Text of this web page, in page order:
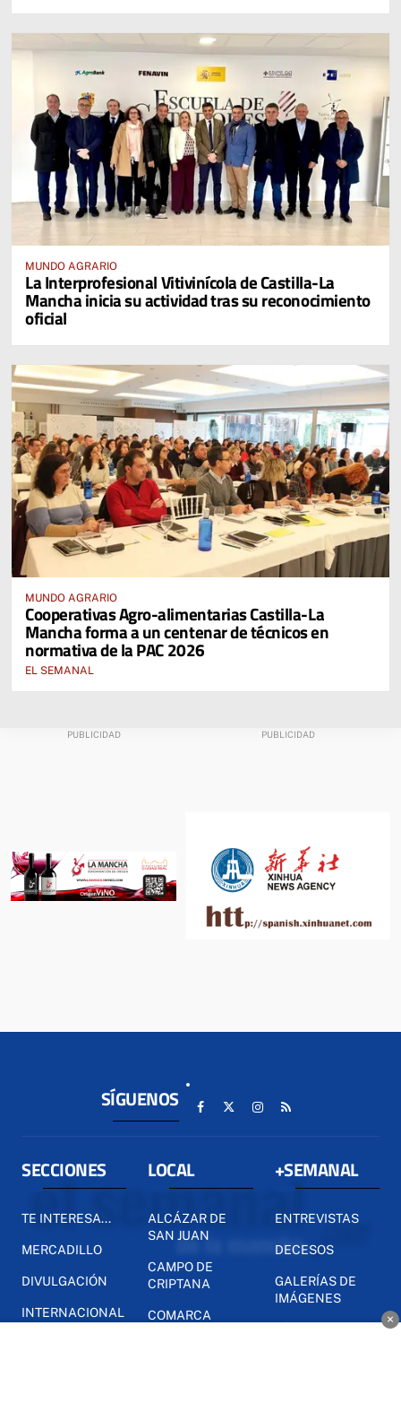
MUNDO AGRARIO
La Interprofesional Vitivinícola de Castilla-La
Mancha inicia su actividad tras su reconocimiento
oficial
MUNDO AGRARIO
Cooperativas Agro-alimentarias Castilla-La
Mancha forma a un centenar de técnicos en
normativa de la PAC 2026
EL SEMANAL
SÍGUENOS
SECCIONES
TE INTERESA...
MERCADILLO
DIVULGACIÓN
INTERNACIONAL
LOCAL
ALCÁZAR DE
SAN JUAN
CAMPO DE
CRIPTANA
COMARCA
+SEMANAL
ENTREVISTAS
DECESOS
GALERÍAS DE
IMÁGENES
×